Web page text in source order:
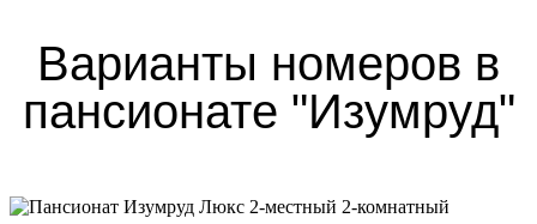
Варианты номеров в
пансионате "Изумруд"